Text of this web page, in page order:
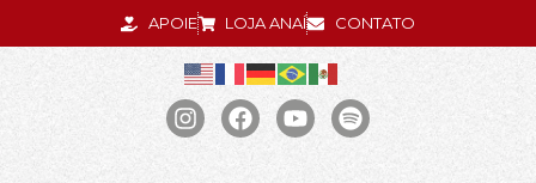
APOIE LOJA ANAÍ CONTATO